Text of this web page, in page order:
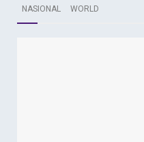
NASIONAL
WORLD